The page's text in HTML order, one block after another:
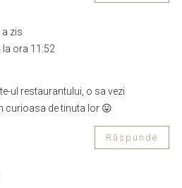
a zis
ora 11:52
ul restaurantului, o sa vezi
curioasa de tinuta lor 😛
Răspunde